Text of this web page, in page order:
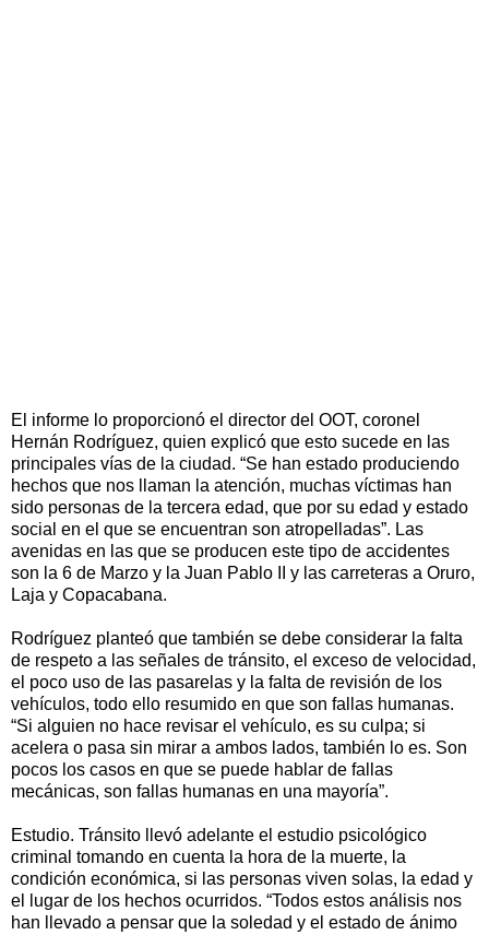
El informe lo proporcionó el director del OOT, coronel
Hernán Rodríguez, quien explicó que esto sucede en las
principales vías de la ciudad. “Se han estado produciendo
hechos que nos llaman la atención, muchas víctimas han
sido personas de la tercera edad, que por su edad y estado
social en el que se encuentran son atropelladas”. Las
avenidas en las que se producen este tipo de accidentes
son la 6 de Marzo y la Juan Pablo II y las carreteras a Oruro,
Laja y Copacabana.
Rodríguez planteó que también se debe considerar la falta
de respeto a las señales de tránsito, el exceso de velocidad,
el poco uso de las pasarelas y la falta de revisión de los
vehículos, todo ello resumido en que son fallas humanas.
“Si alguien no hace revisar el vehículo, es su culpa; si
acelera o pasa sin mirar a ambos lados, también lo es. Son
pocos los casos en que se puede hablar de fallas
mecánicas, son fallas humanas en una mayoría”.
Estudio. Tránsito llevó adelante el estudio psicológico
criminal tomando en cuenta la hora de la muerte, la
condición económica, si las personas viven solas, la edad y
el lugar de los hechos ocurridos. “Todos estos análisis nos
han llevado a pensar que la soledad y el estado de ánimo